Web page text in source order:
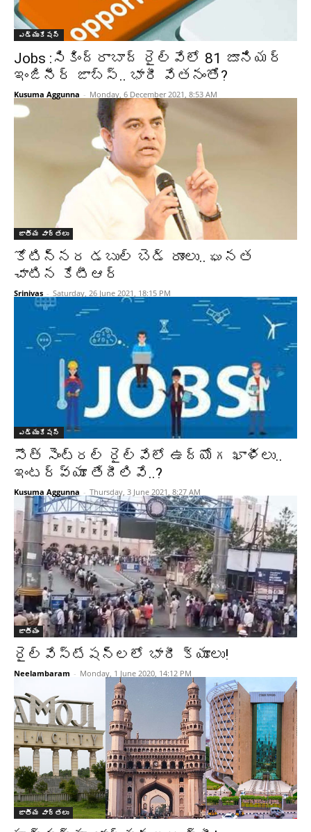
ఎడ్యుకేషన్
Jobs :సికింద్రాబాద్‌ రైల్వేలో 81 జూనియర్‌
ఇంజినీర్‌ జాబ్స్.. భారీ వేతనంతో?
Kusuma Aggunna - Monday, 6 December 2021, 8:53 AM
జాతీయ వార్తలు
కోటిన్నర డబుల్ బెడ్ రూంలు.. ఘనత
చాటిన కేటీఆర్
Srinivas - Saturday, 26 June 2021, 18:15 PM
ఎడ్యుకేషన్
సౌత్ సెంట్రల్ రైల్వేలో ఉద్యోగ ఖాళీలు..
ఇంటర్వ్యూ తేదీలివే..?
Kusuma Aggunna - Thursday, 3 June 2021, 8:27 AM
జాతీయం
రైల్వేస్టేషన్లలో భారీ క్యూలు!
Neelambaram - Monday, 1 June 2020, 14:12 PM
జాతీయ వార్తలు